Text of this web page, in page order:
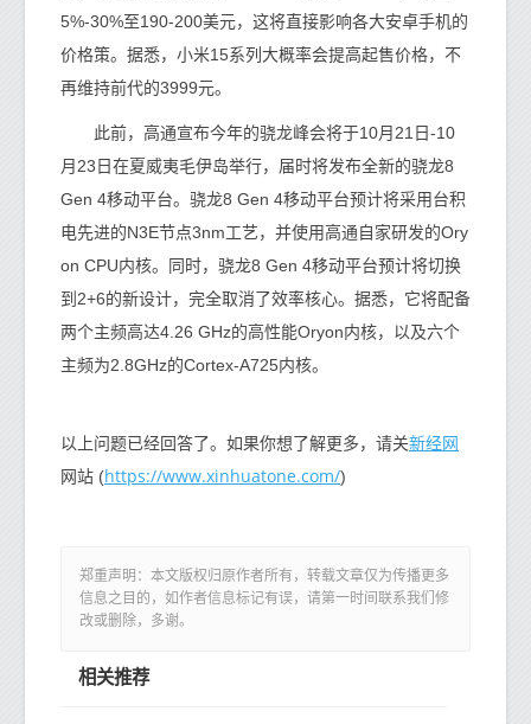
5%-30%至190-200美元，这将直接影响各大安卓手机的
价格策。据悉，小米15系列大概率会提高起售价格，不
再维持前代的3999元。
此前，高通宣布今年的骁龙峰会将于10月21日-10
月23日在夏威夷毛伊岛举行，届时将发布全新的骁龙8
Gen 4移动平台。骁龙8 Gen 4移动平台预计将采用台积
电先进的N3E节点3nm工艺，并使用高通自家研发的Ory
on CPU内核。同时，骁龙8 Gen 4移动平台预计将切换
到2+6的新设计，完全取消了效率核心。据悉，它将配备
两个主频高达4.26 GHz的高性能Oryon内核，以及六个
主频为2.8GHz的Cortex-A725内核。
以上问题已经回答了。如果你想了解更多，请关新经网
网站 (https://www.xinhuatone.com/)
郑重声明：本文版权归原作者所有，转载文章仅为传播更多
信息之目的，如作者信息标记有误，请第一时间联系我们修
改或删除，多谢。
相关推荐